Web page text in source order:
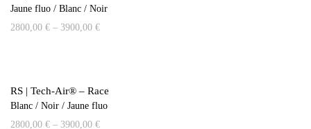
Jaune fluo / Blanc / Noir
2800,00 €– 3900,00 €
RS | Tech-Air® – Race
Blanc / Noir / Jaune fluo
2800,00 €– 3900,00 €